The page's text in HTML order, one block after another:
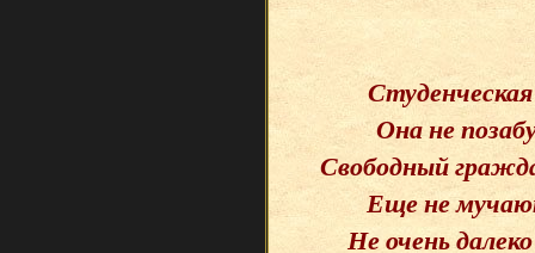
Она не
Свободный
Еще не
Не очень